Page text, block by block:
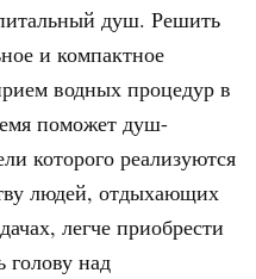
душ. Решить
и компактное
водных процедур в
поможет душ-
которого реализуются
людей, отдыхающих
легче приобрести
голову над